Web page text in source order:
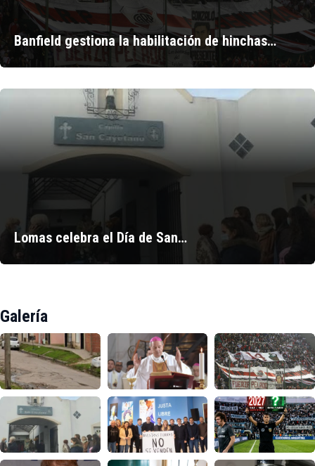
Banfield gestiona la habilitación de hinchas…
Lomas celebra el Día de San…
Galería